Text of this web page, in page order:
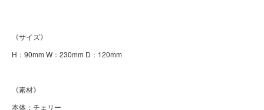
《サイズ》
H：90mm W：230mm D：120mm
《素材》
本体：チェリー